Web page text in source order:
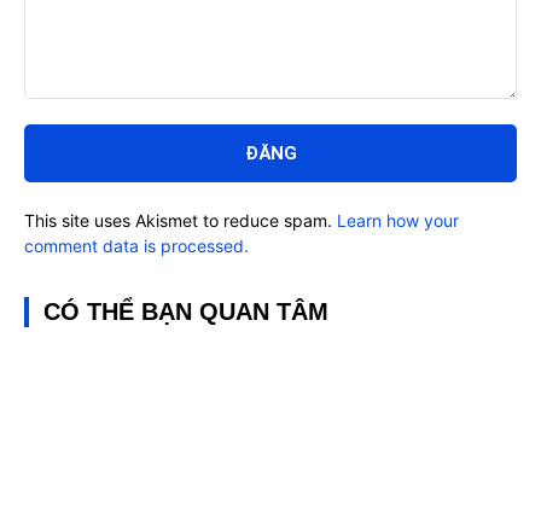
luận:
This site uses Akismet to reduce spam. Learn how your
comment data is processed.
CÓ THỂ BẠN QUAN TÂM